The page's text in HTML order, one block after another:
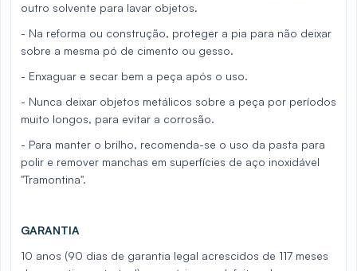
outro solvente para lavar objetos.
- Na reforma ou construção, proteger a pia para não deixar
sobre a mesma pó de cimento ou gesso.
- Enxaguar e secar bem a peça após o uso.
- Nunca deixar objetos metálicos sobre a peça por períodos
muito longos, para evitar a corrosão.
- Para manter o brilho, recomenda-se o uso da pasta para
polir e remover manchas em superfícies de aço inoxidável
"Tramontina".
GARANTIA
10 anos (90 dias de garantia legal acrescidos de 117 meses